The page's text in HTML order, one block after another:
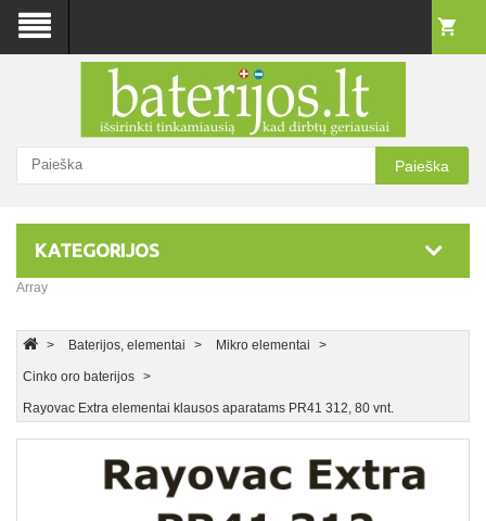
Paieška
KATEGORIJOS
Array
Baterijos, elementai Mikro elementai
Cinko oro baterijos
Rayovac Extra elementai klausos aparatams PR41 312, 80 vnt.